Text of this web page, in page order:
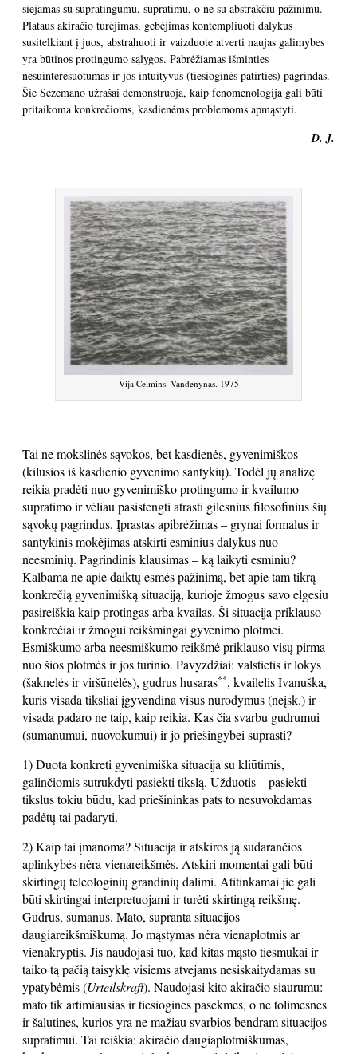
siejamas su supratingumu, supratimu, o ne su abstrakčiu pažinimu.
Plataus akiračio turėjimas, gebėjimas kontempliuoti dalykus
susitelkiant į juos, abstrahuoti ir vaizduote atverti naujas galimybes
yra būtinos protingumo sąlygos. Pabrėžiamas išminties
nesuinteresuotumas ir jos intuityvus (tiesioginės patirties) pagrindas.
Šie Sezemano užrašai demonstruoja, kaip fenomenologija gali būti
pritaikoma konkrečioms, kasdienėms problemoms apmąstyti.
D. J.
Vija Celmins. Vandenynas. 1975
Tai ne mokslinės sąvokos, bet kasdienės, gyvenimiškos
(kilusios iš kasdienio gyvenimo santykių). Todėl jų analizę
reikia pradėti nuo gyvenimiško protingumo ir kvailumo
supratimo ir vėliau pasistengti atrasti gilesnius filosofinius šių
sąvokų pagrindus. Įprastas apibrėžimas – grynai formalus ir
santykinis mokėjimas atskirti esminius dalykus nuo
neesminių. Pagrindinis klausimas – ką laikyti esminiu?
Kalbama ne apie daiktų esmės pažinimą, bet apie tam tikrą
konkrečią gyvenimišką situaciją, kurioje žmogus savo elgesiu
pasireiškia kaip protingas arba kvailas. Ši situacija priklauso
konkrečiai ir žmogui reikšmingai gyvenimo plotmei.
Esmiškumo arba neesmiškumo reikšmė priklauso visų pirma
nuo šios plotmės ir jos turinio. Pavyzdžiai: valstietis ir lokys
(šaknelės ir viršūnėlės), gudrus husaras**, kvailelis Ivanuška,
kuris visada tiksliai įgyvendina visus nurodymus (neįsk.) ir
visada padaro ne taip, kaip reikia. Kas čia svarbu gudrumui
(sumanumui, nuovokumui) ir jo priešingybei suprasti?
1) Duota konkreti gyvenimiška situacija su kliūtimis,
galinčiomis sutrukdyti pasiekti tikslą. Užduotis – pasiekti
tikslus tokiu būdu, kad priešininkas pats to nesuvokdamas
padėtų tai padaryti.
2) Kaip tai įmanoma? Situacija ir atskiros ją sudarančios
aplinkybės nėra vienareikšmės. Atskiri momentai gali būti
skirtingų teleologinių grandinių dalimi. Atitinkamai jie gali
būti skirtingai interpretuojami ir turėti skirtingą reikšmę.
Gudrus, sumanus. Mato, supranta situacijos
daugiareikšmiškumą. Jo mąstymas nėra vienaplotmis ar
vienakryptis. Jis naudojasi tuo, kad kitas mąsto tiesmukai ir
taiko tą pačią taisyklę visiems atvejams nesiskaitydamas su
ypatybėmis (Urteilskraft). Naudojasi kito akiračio siaurumu:
mato tik artimiausias ir tiesiogines pasekmes, o ne tolimesnes
ir šalutines, kurios yra ne mažiau svarbios bendram situacijos
supratimui. Tai reiškia: akiračio daugiaplotmiškumas,